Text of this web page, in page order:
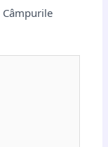
Câmpurile